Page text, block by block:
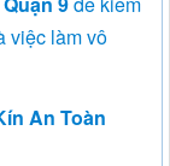
việc làm vô
An Toàn